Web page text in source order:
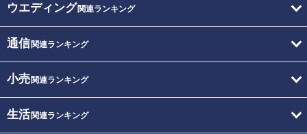
ウエディング関連ランキング
通信関連ランキング
小売関連ランキング
生活関連ランキング